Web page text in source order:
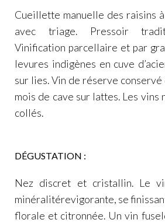
Cueillette manuelle des raisins
avec triage. Pressoir
Vinification parcellaire et par
levures indigènes en cuve
sur lies. Vin de réserve conservé
mois de cave sur lattes. Les vins
collés.
DÉGUSTATION :
Nez discret et cristallin. Le
minéralitérevigorante, se
florale et citronnée. Un vin